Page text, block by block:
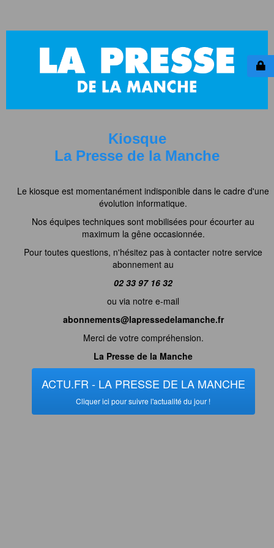
Kiosque
La Presse de la Manche
Le kiosque est momentanément indisponible dans le cadre d'une
évolution informatique.
Nos équipes techniques sont mobilisées pour écourter au
maximum la gêne occasionnée.
Pour toutes questions, n'hésitez pas à contacter notre service
abonnement au
02 33 97 16 32
ou via notre e-mail
abonnements@lapressedelamanche.fr
Merci de votre compréhension.
La Presse de la Manche
ACTU.FR - LA PRESSE DE LA MANCHE
Cliquer ici pour suivre l'actualité du jour !